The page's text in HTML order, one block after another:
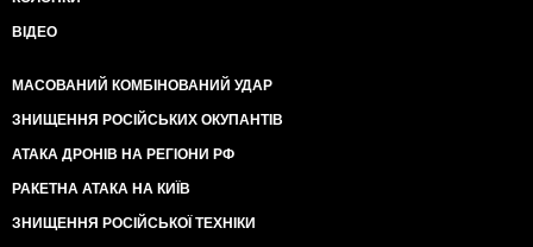
ВІДЕО
МАСОВАНИЙ КОМБІНОВАНИЙ УДАР
ЗНИЩЕННЯ РОСІЙСЬКИХ ОКУПАНТІВ
АТАКА ДРОНІВ НА РЕГІОНИ РФ
РАКЕТНА АТАКА НА КИЇВ
ЗНИЩЕННЯ РОСІЙСЬКОЇ ТЕХНІКИ